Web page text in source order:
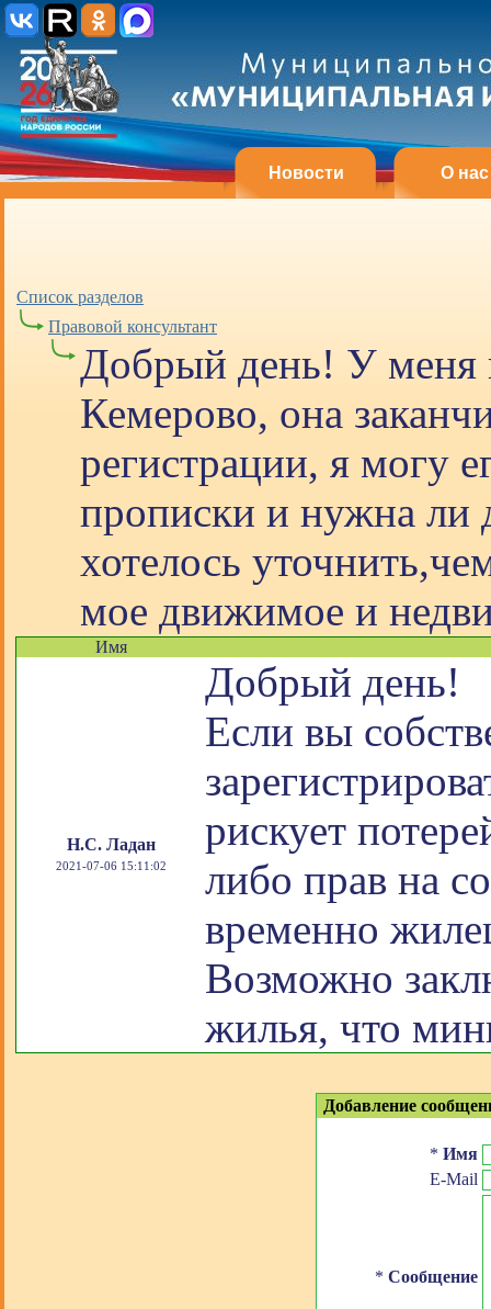
Новости О нас
Список разделов
Правовой консультант
Добрый день! У меня
Кемерово, она
регистрации, я могу
прописки и нужна ли
хотелось
мое движимое и
Имя
Н.С. Ладан
2021-07-06 15:11:02
Добрый день!
Если вы
рискует
либо прав на
временно
Возможно
жилья, что
Добавление
* Имя
E-Mail
* Сообщение